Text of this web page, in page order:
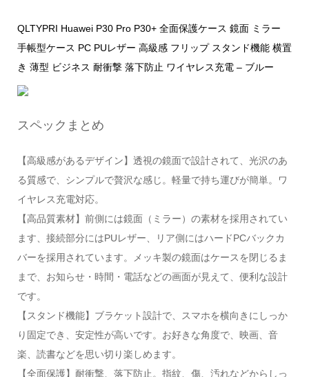
QLTYPRI Huawei P30 Pro P30+ 全面保護ケース 鏡面 ミラー
手帳型ケース PC PUレザー 高級感 フリップ スタンド機能 横置
き 薄型 ビジネス 耐衝撃 落下防止 ワイヤレス充電 – ブルー
スペックまとめ
【高級感があるデザイン】透視の鏡面で設計されて、光沢のあ
る質感で、シンプルで贅沢な感じ。軽量で持ち運びが簡単。ワ
イヤレス充電対応。
【高品質素材】前側には鏡面（ミラー）の素材を採用されてい
ます、接続部分にはPUレザー、リア側にはハードPCバックカ
バーを採用されています。メッキ製の鏡面はケースを閉じるま
まで、お知らせ・時間・電話などの画面が見えて、便利な設計
です。
【スタンド機能】ブラケット設計で、スマホを横向きにしっか
り固定でき、安定性が高いです。お好きな角度で、映画、音
楽、読書などを思い切り楽しめます。
【全面保護】耐衝撃、落下防止。指紋、傷、汚れなどからしっ